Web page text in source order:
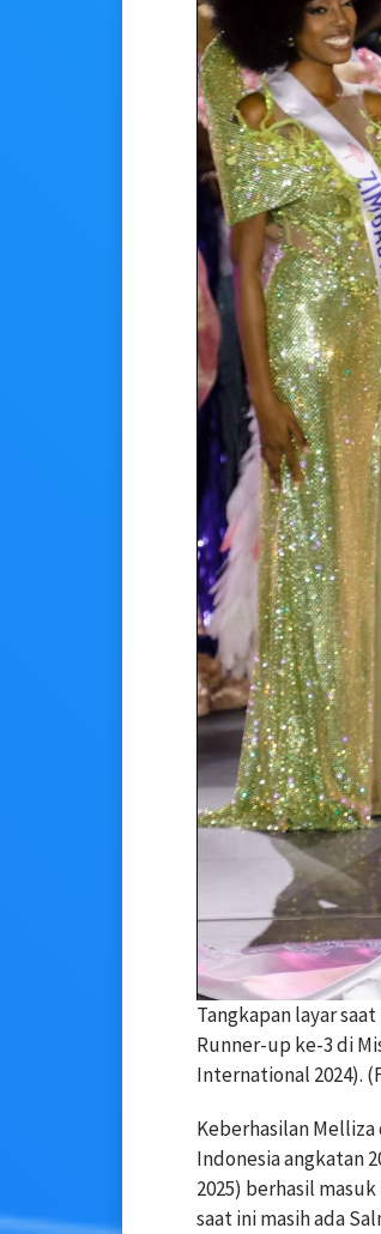
Tangkapan layar
Runner-up ke-3 di
International 2024).
Keberhasilan
Indonesia angkatan
2025) berhasil
saat ini masih ada